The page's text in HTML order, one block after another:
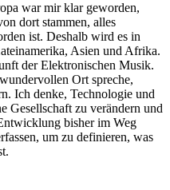
war mir klar geworden,
dort stammen, alles
ist. Deshalb wird es in
Asien und Afrika.
der Elektronischen Musik.
Ort spreche,
Ich denke, Technologie und
Gesellschaft zu verändern und
bisher im Weg
um zu definieren, was